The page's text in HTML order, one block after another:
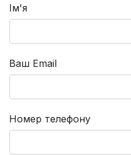
Ім'я
Ваш Email
Номер телефону